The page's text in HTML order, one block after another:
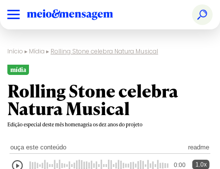
Início ▸ Mídia ▸ Rolling Stone celebra Natura Musical
mídia
Rolling Stone celebra
Natura Musical
Edição especial deste mês homenageia os dez anos do projeto
ouça este conteúdo readme
0:00 1.0x